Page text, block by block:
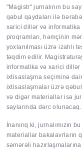
"Magistr" jurnalının bu
qəbul qaydaları ilə
xarici dillər və informatika
proqramları, həmçinin
yoxlanılması üzrə izahlı
təqdim edilir.
informatika və xarici
ixtisaslaşma seçiminə
ixtisaslaşmalar üzrə
və digər materiallar isə
saylarında dərc olunacaq.
İnanırıq ki, jurnalımızın
materiallar bakalavrların
səmərəli